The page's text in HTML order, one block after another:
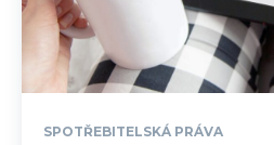
SPOTŘEBITELSKÁ PRÁVA